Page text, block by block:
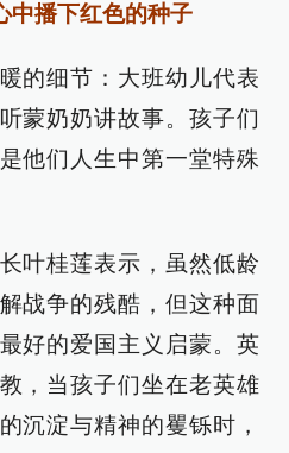
中播下红色的种子
的细节：大班幼儿代表
蒙奶奶讲故事。孩子们
他们人生中第一堂特殊
叶桂莲表示，虽然低龄
战争的残酷，但这种面
好的爱国主义启蒙。英
，当孩子们坐在老英雄
沉淀与精神的矍铄时，